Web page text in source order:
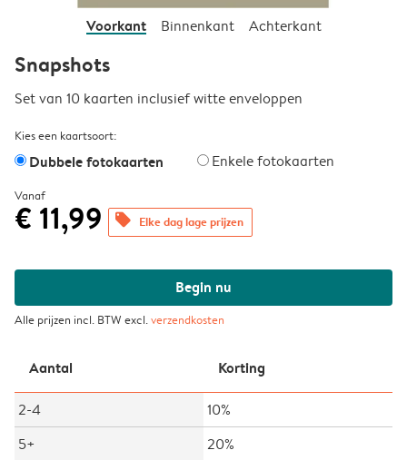
Voorkant Binnenkant Achterkant
Snapshots
Set van 10 kaarten inclusief witte enveloppen
Kies een kaartsoort:
Dubbele fotokaarten Enkele fotokaarten
Vanaf
€ 11,99 offers Elke dag lage prijzen
Begin nu
Alle prijzen incl. BTW excl.verzendkosten
Aantal Korting
2-4
10%
5+
20%